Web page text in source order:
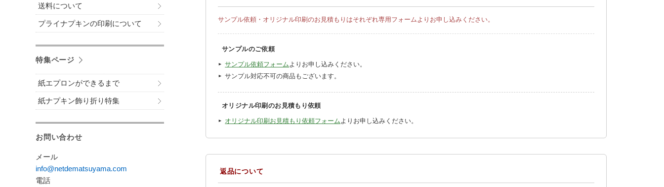
サンプル依頼・オリジナル印刷のお見積もりはそれぞれ専用フォームよりお申し込みください。
サンプルのご依頼
サンプル依頼フォームよりお申し込みください。
サンプル対応不可の商品もございます。
オリジナル印刷のお見積もり依頼
オリジナル印刷お見積もり依頼フォームよりお申し込みください。
返品について
送料について
プライナプキンの印刷について
特集ページ
紙エプロンができるまで
紙ナプキン飾り折り特集
お問い合わせ
メール
info@netdematsuyama.com
電話